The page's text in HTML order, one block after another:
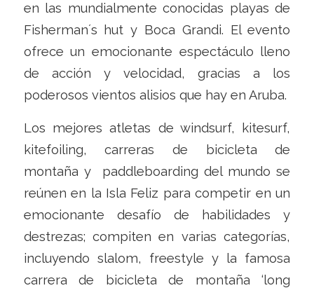
en las mundialmente conocidas playas de
Fisherman´s hut y Boca Grandi. El evento
ofrece un emocionante espectáculo lleno
de acción y velocidad, gracias a los
poderosos vientos alisios que hay en Aruba.
Los mejores atletas de windsurf, kitesurf,
kitefoiling, carreras de bicicleta de
montaña y paddleboarding del mundo se
reúnen en la Isla Feliz para competir en un
emocionante desafío de habilidades y
destrezas; compiten en varias categorías,
incluyendo slalom, freestyle y la famosa
carrera de bicicleta de montaña ‘long